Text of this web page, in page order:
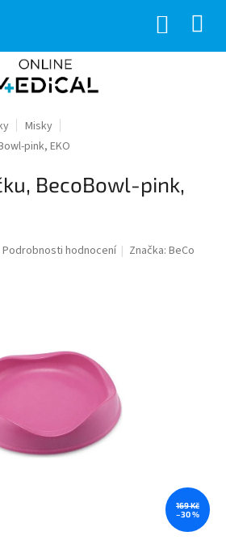
Misky
pink, EKO
BecoBowl-pink,
Podrobnosti hodnocení Značka:BeCo
169 Kč
–30 %